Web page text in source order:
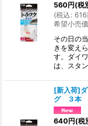
560 円(税
(税込: 616
希望小売
その日の
きを変え
す。ダイ
は、スタ
[新入荷]
グ ３本
640円(税